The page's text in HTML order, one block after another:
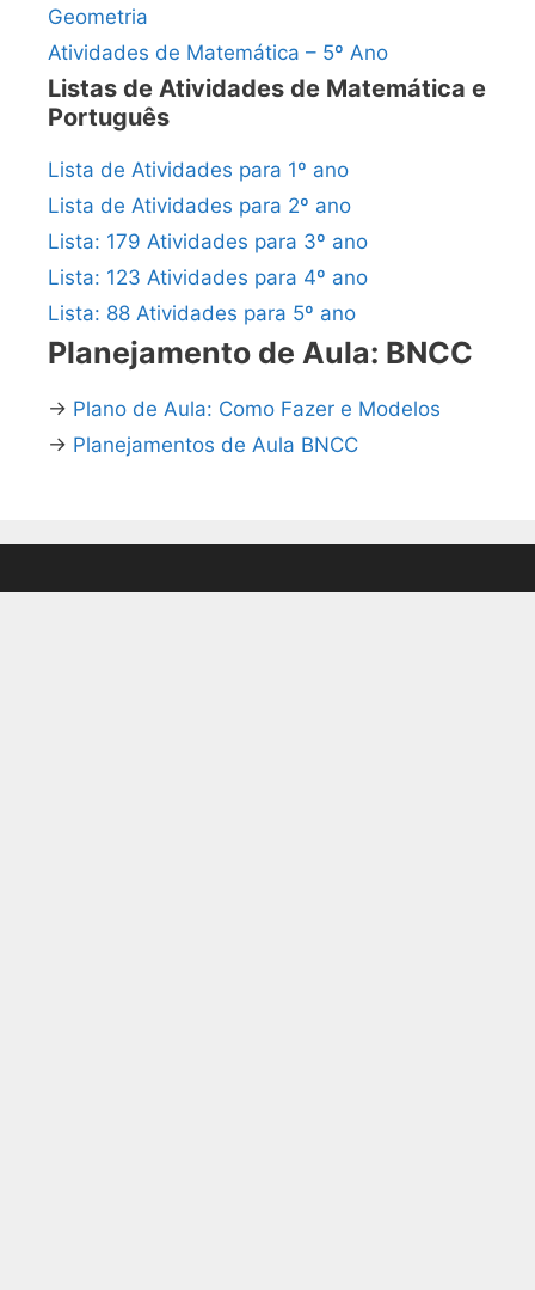
Geometria
Atividades de Matemática – 5º Ano
Listas de Atividades de Matemática e
Português
Lista de Atividades para 1º ano
Lista de Atividades para 2º ano
Lista: 179 Atividades para 3º ano
Lista: 123 Atividades para 4º ano
Lista: 88 Atividades para 5º ano
Planejamento de Aula: BNCC
→ Plano de Aula: Como Fazer e Modelos
→ Planejamentos de Aula BNCC